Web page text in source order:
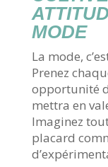
MODE
La mode,
Prenez
opportunité
mettra en
Imaginez
placard